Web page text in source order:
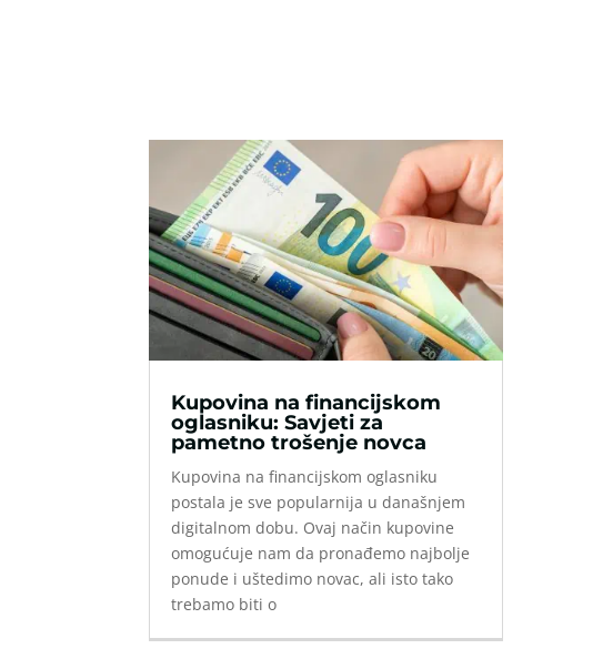
Kupovina na financijskom
oglasniku: Savjeti za
pametno trošenje novca
Kupovina na financijskom oglasniku
postala je sve popularnija u današnjem
digitalnom dobu. Ovaj način kupovine
omogućuje nam da pronađemo najbolje
ponude i uštedimo novac, ali isto tako
trebamo biti o